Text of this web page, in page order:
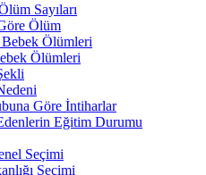
Sayıları
Ölüm
Ölümleri
Ölümleri
Göre İntiharlar
Eğitim Durumu
Seçimi
Seçimi